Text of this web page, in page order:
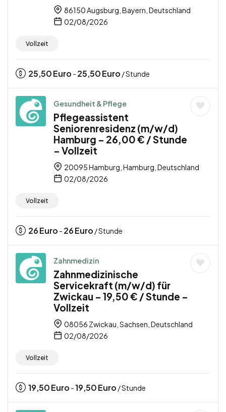
86150 Augsburg, Bayern, Deutschland
02/08/2026
Vollzeit
25,50Euro - 25,50Euro / Stunde
Gesundheit & Pflege
Pflegeassistent
Seniorenresidenz (m/w/d)
Hamburg – 26,00 € / Stunde
– Vollzeit
20095 Hamburg, Hamburg, Deutschland
02/08/2026
Vollzeit
26Euro - 26Euro / Stunde
Zahnmedizin
Zahnmedizinische
Servicekraft (m/w/d) für
Zwickau – 19,50 € / Stunde –
Vollzeit
08056 Zwickau, Sachsen, Deutschland
02/08/2026
Vollzeit
19,50Euro -19,50Euro / Stunde